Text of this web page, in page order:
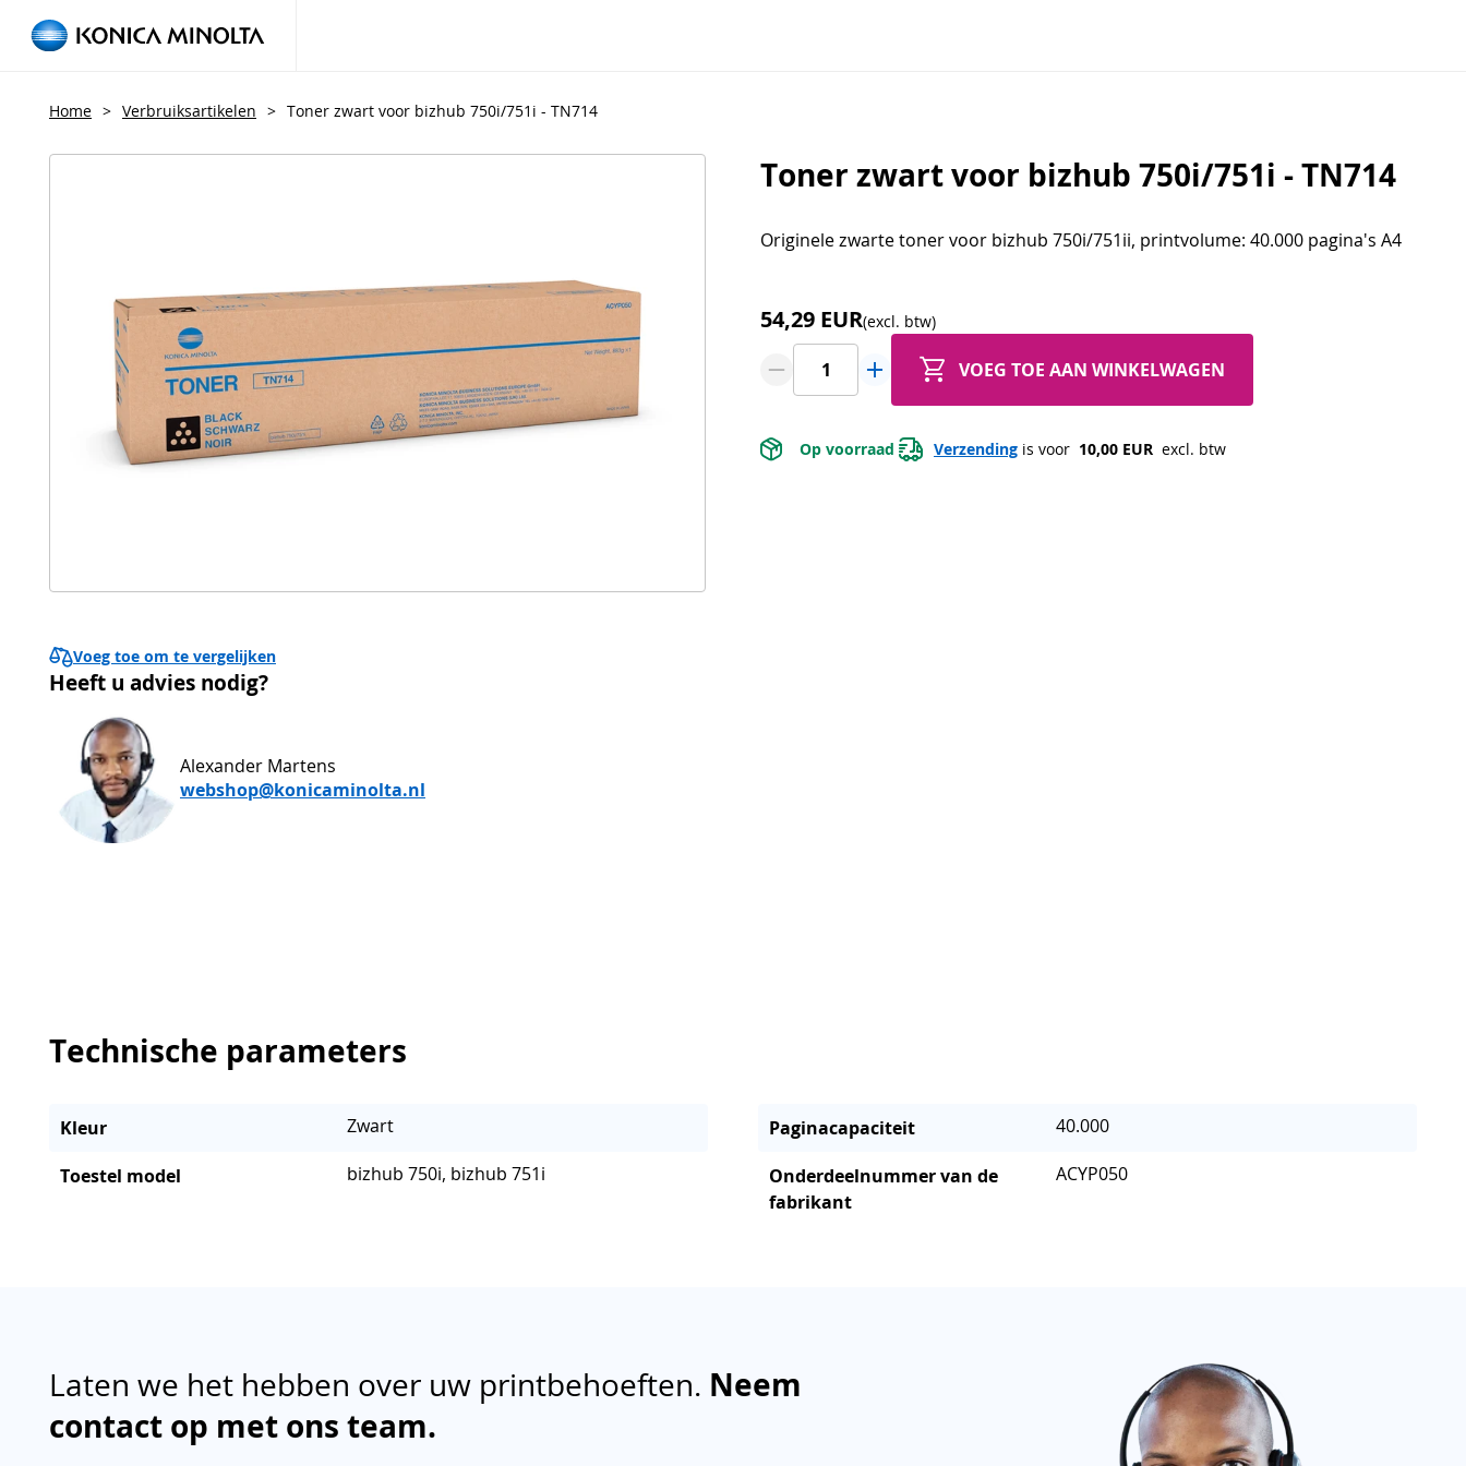
Home > Verbruiksartikelen > Toner zwart voor bizhub 750i/751i - TN714
Toner zwart voor bizhub 750i/751i - TN714
Originele zwarte toner voor bizhub 750i/751ii, printvolume: 40.000 pagina's A4
54,29 EUR(excl. btw)
VOEG TOE AAN WINKELWAGEN
Op voorraad Verzending is voor 10,00 EUR excl. btw
Voeg toe om te vergelijken
Heeft u advies nodig?
Alexander Martens
webshop@konicaminolta.nl
Technische parameters
Kleur Zwart Paginacapaciteit 40.000
Toestel model bizhub 750i, bizhub 751i
Onderdeelnummer van de
fabrikant
ACYP050
Laten we het hebben over uw printbehoeften. Neem
contact op met ons team.